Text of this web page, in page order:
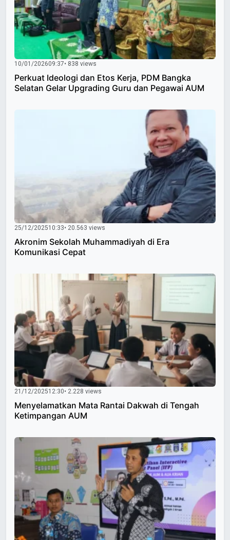
10/01/202609:37• 838 views
Perkuat Ideologi dan Etos Kerja, PDM Bangka
Selatan Gelar Upgrading Guru dan Pegawai AUM
25/12/202510:33• 20.563 views
Akronim Sekolah Muhammadiyah di Era
Komunikasi Cepat
21/12/202512:30• 2.228 views
Menyelamatkan Mata Rantai Dakwah di Tengah
Ketimpangan AUM